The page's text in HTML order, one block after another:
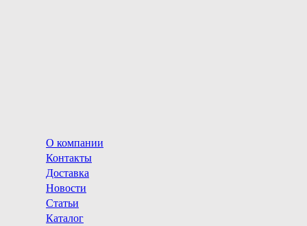
О компании
Контакты
Доставка
Новости
Статьи
Каталог